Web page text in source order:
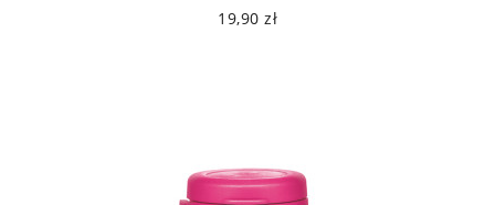
19,90 zł